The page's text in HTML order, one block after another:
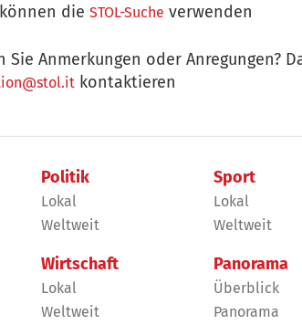
dieSTOL-Suche verwenden
Sie Anmerkungen oder Anregungen?
kontaktieren
Politik
Lokal
Weltweit
Wirtschaft
Lokal
Weltweit
Sport
Lokal
Weltweit
Panorama
Überblick
Panorama